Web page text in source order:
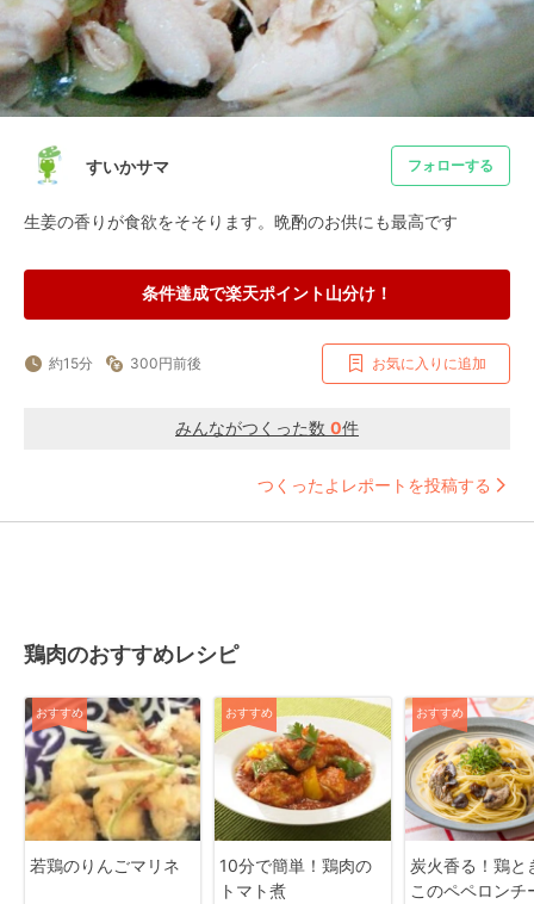
すいかサマ フォローする
生姜の香りが食欲をそそります。晩酌のお供にも最高です
条件達成で楽天ポイント山分け！
約15分 300円前後 お気に入りに追加
みんながつくった数 0件
つくったよレポートを投稿する
鶏肉のおすすめレシピ
おすすめ
若鶏のりんごマリネ
おすすめ
10分で簡単！鶏肉の
トマト煮
おすすめ
炭火香る！鶏と
このペペロンチ